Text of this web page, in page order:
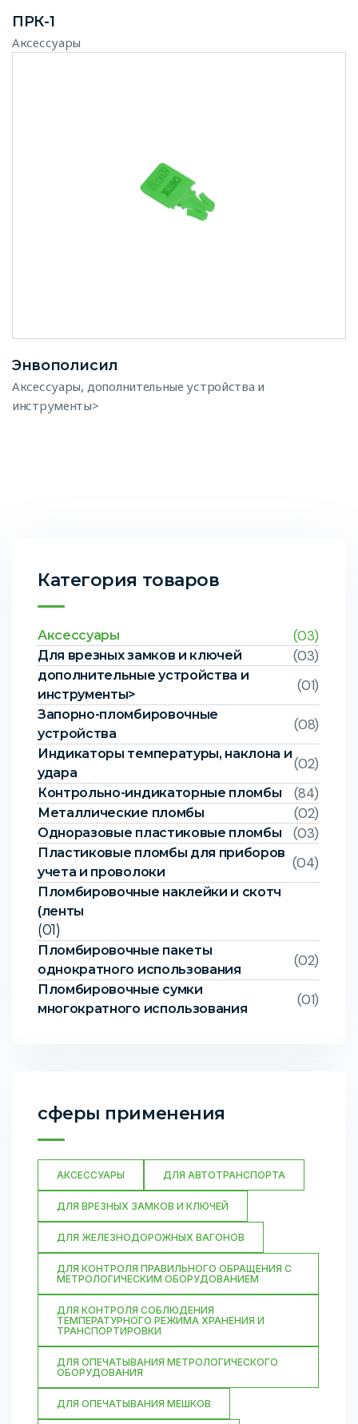
ПРК-1
Аксессуары
Энвополисил
Аксессуары, дополнительные устройства и
инструменты>
Категория товаров
Аксессуары (03)
Для врезных замков и ключей (03)
дополнительные устройства и
инструменты>
(01)
Запорно-пломбировочные
устройства
(08)
Индикаторы температуры, наклона и
удара
(02)
Контрольно-индикаторные пломбы (84)
Металлические пломбы (02)
Одноразовые пластиковые пломбы (03)
Пластиковые пломбы для приборов
учета и проволоки
(04)
Пломбировочные наклейки и скотч
(ленты
(01)
Пломбировочные пакеты
однократного использования
(02)
Пломбировочные сумки
многократного использования
(01)
сферы применения
АКСЕССУАРЫ ДЛЯ АВТОТРАНСПОРТА
ДЛЯ ВРЕЗНЫХ ЗАМКОВ И КЛЮЧЕЙ
ДЛЯ ЖЕЛЕЗНОДОРОЖНЫХ ВАГОНОВ
ДЛЯ КОНТРОЛЯ ПРАВИЛЬНОГО ОБРАЩЕНИЯ С
МЕТРОЛОГИЧЕСКИМ ОБОРУДОВАНИЕМ
ДЛЯ КОНТРОЛЯ СОБЛЮДЕНИЯ
ТЕМПЕРАТУРНОГО РЕЖИМА ХРАНЕНИЯ И
ТРАНСПОРТИРОВКИ
ДЛЯ ОПЕЧАТЫВАНИЯ МЕТРОЛОГИЧЕСКОГО
ОБОРУДОВАНИЯ
ДЛЯ ОПЕЧАТЫВАНИЯ МЕШКОВ